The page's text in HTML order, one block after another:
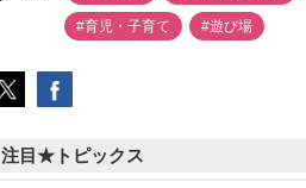
#育児・子育て #遊び場
注目★トピックス